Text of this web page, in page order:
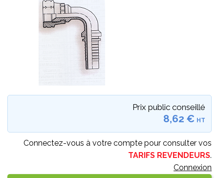
Prix public conseillé
8,62 € HT
Connectez-vous à votre compte pour consulter vos
TARIFS REVENDEURS.
Connexion